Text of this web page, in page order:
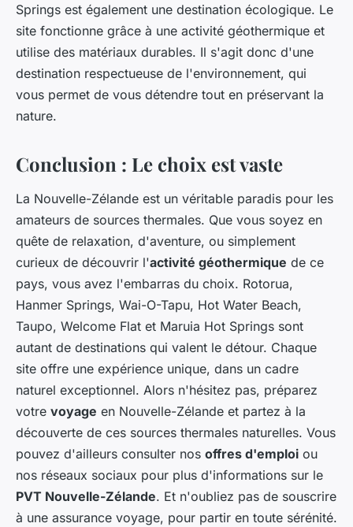
Springs est également une destination écologique. Le
site fonctionne grâce à une activité géothermique et
utilise des matériaux durables. Il s'agit donc d'une
destination respectueuse de l'environnement, qui
vous permet de vous détendre tout en préservant la
nature.
Conclusion : Le choix est vaste
La Nouvelle-Zélande est un véritable paradis pour les
amateurs de sources thermales. Que vous soyez en
quête de relaxation, d'aventure, ou simplement
curieux de découvrir l'activité géothermique de ce
pays, vous avez l'embarras du choix. Rotorua,
Hanmer Springs, Wai-O-Tapu, Hot Water Beach,
Taupo, Welcome Flat et Maruia Hot Springs sont
autant de destinations qui valent le détour. Chaque
site offre une expérience unique, dans un cadre
naturel exceptionnel. Alors n'hésitez pas, préparez
votre voyage en Nouvelle-Zélande et partez à la
découverte de ces sources thermales naturelles. Vous
pouvez d'ailleurs consulter nos offres d'emploi ou
nos réseaux sociaux pour plus d'informations sur le
PVT Nouvelle-Zélande. Et n'oubliez pas de souscrire
à une assurance voyage, pour partir en toute sérénité.